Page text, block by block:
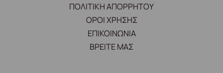
ΠΟΛΙΤΙΚΗ ΑΠΟΡΡΗΤΟΥ
ΟΡΟΙ ΧΡΗΣΗΣ
ΕΠΙΚΟΙΝΩΝΙΑ
ΒΡΕΙΤΕ ΜΑΣ